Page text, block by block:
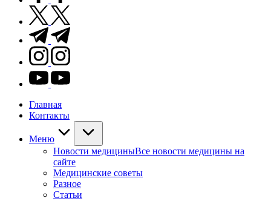
twitter.com
t.me
instagram.com
youtube.com
Главная
Контакты
Меню
Новости медициныВсе новости медицины на
сайте
Медицинские советы
Разное
Статьи